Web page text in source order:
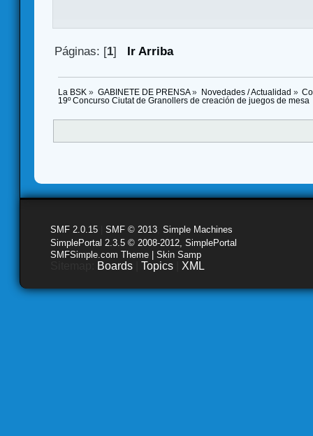
Páginas: [1] Ir Arriba
La BSK » GABINETE DE PRENSA» Novedades / Actualidad »
19º Concurso Ciutat de Granollers de creación de juegos de mesa
SMF 2.0.15 SMF © 2013 Simple Machines
SimplePortal 2.3.5 © 2008-2012, SimplePortal
SMFSimple.com Theme | Skin Samp
Boards Topics XML